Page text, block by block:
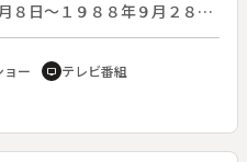
８日～１９８８年９月２８
齢は放送当時のもの）◆第１
ん（６０歳）。
ョー tv テレビ番組